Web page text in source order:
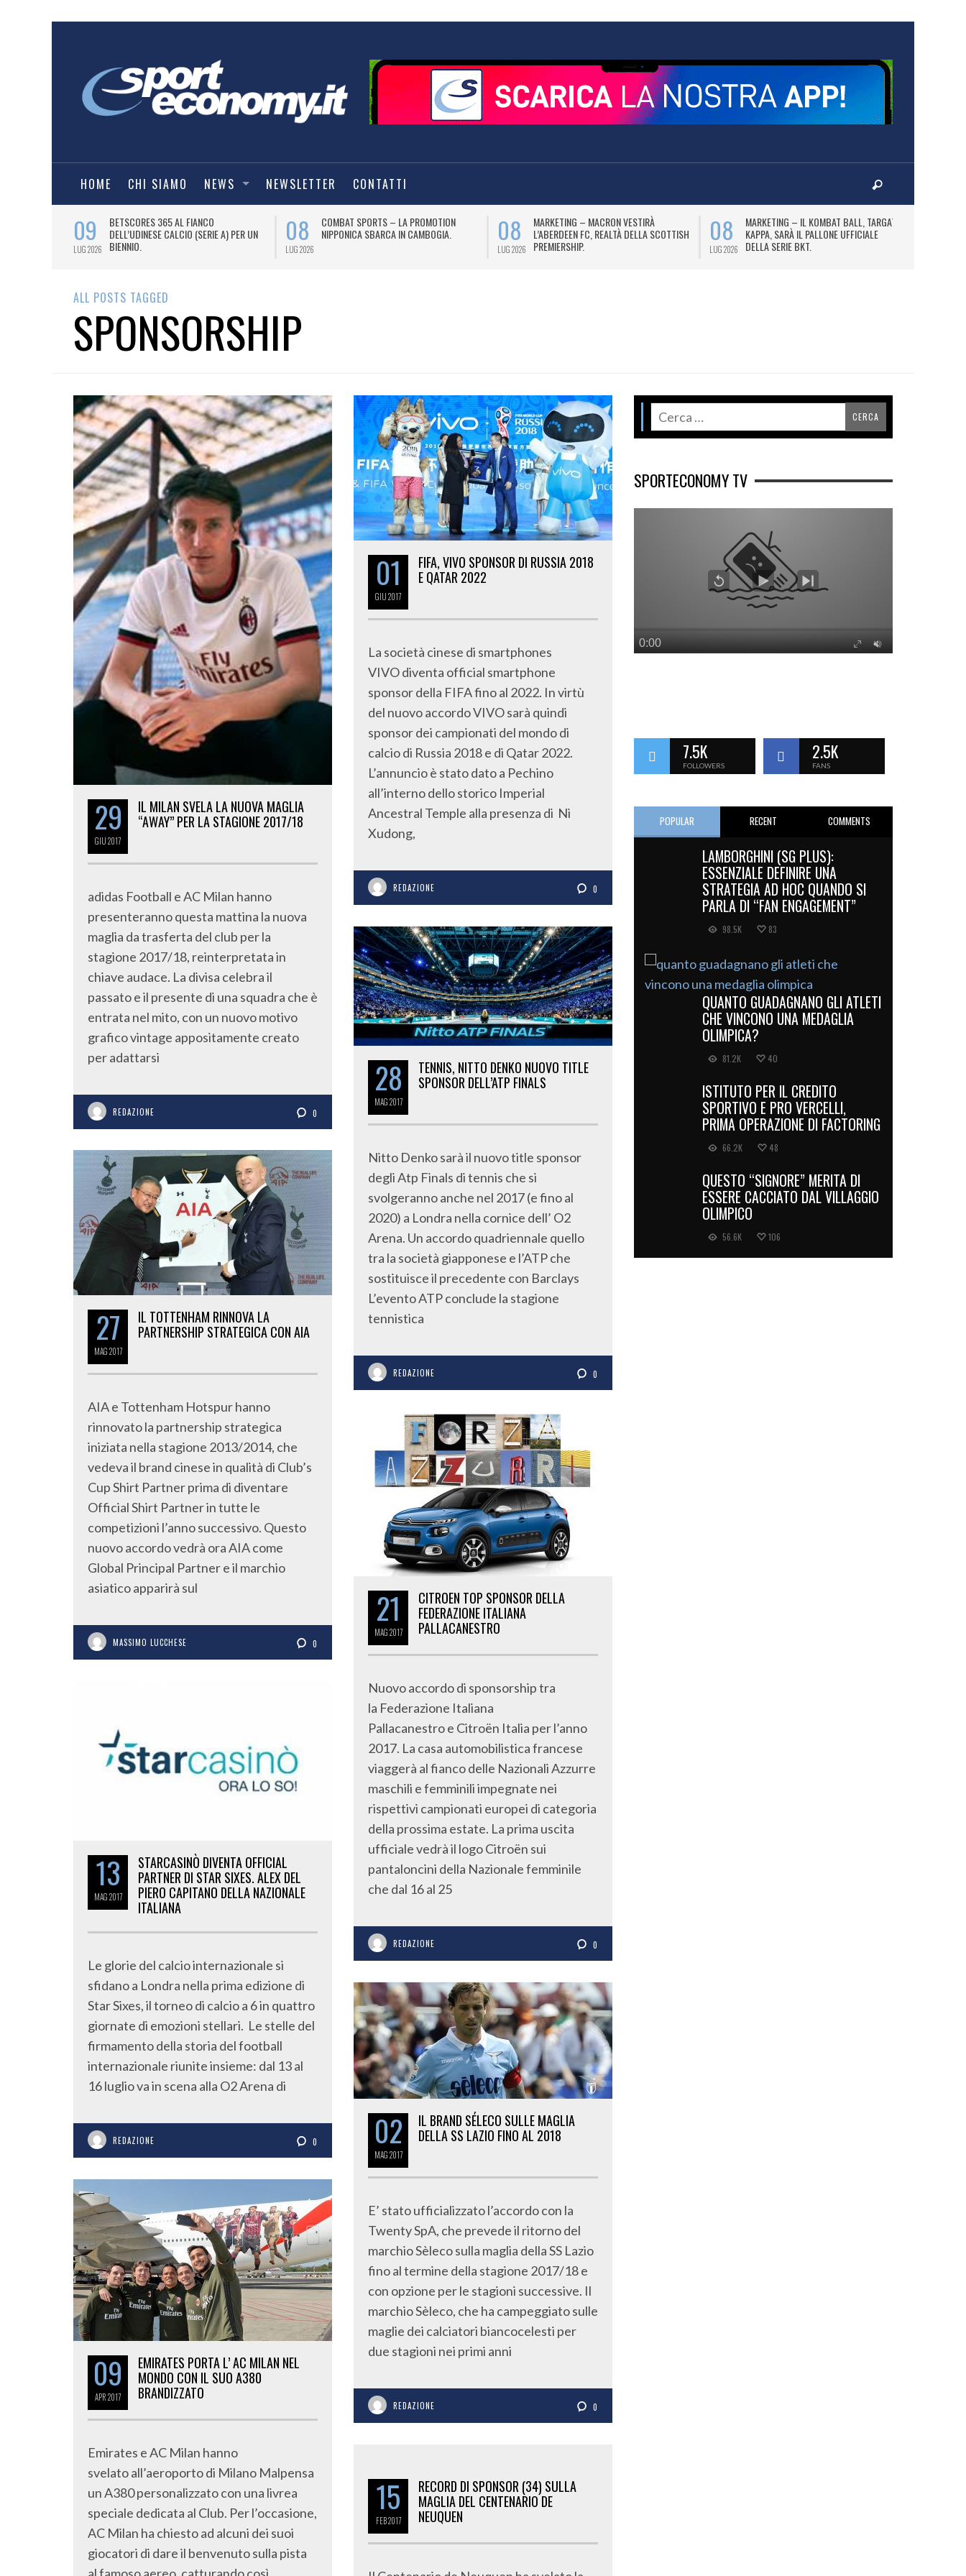
HOME CHI SIAMO NEWS NEWSLETTER CONTATTI
09
LUG 2026
BETSCORES 365 AL FIANCO
DELL’UDINESE CALCIO (SERIE A) PER UN
BIENNIO.
08
LUG 2026
COMBAT SPORTS – LA PROMOTION
NIPPONICA SBARCA IN CAMBOGIA.
08
LUG 2026
MARKETING – MACRON VESTIRÀ
L’ABERDEEN FC, REALTÀ DELLA SCOTTISH
PREMIERSHIP.
08
LUG 2026
MARKETING – IL KOMBAT BALL, TARGATO
KAPPA, SARÀ IL PALLONE UFFICIALE
DELLA SERIE BKT.
ALL POSTS TAGGED
SPONSORSHIP
29
GIU2017
IL MILAN SVELA LA NUOVA MAGLIA
“AWAY” PER LA STAGIONE 2017/18
adidas Football e AC Milan hanno
presenteranno questa mattina la nuova
maglia da trasferta del club per la
stagione 2017/18, reinterpretata in
chiave audace. La divisa celebra il
passato e il presente di una squadra che è
entrata nel mito, con un nuovo motivo
grafico vintage appositamente creato
per adattarsi
REDAZIONE 0
01
GIU2017
FIFA, VIVO SPONSOR DI RUSSIA 2018
E QATAR 2022
La società cinese di smartphones
VIVO diventa official smartphone
sponsor della FIFA fino al 2022. In virtù
del nuovo accordo VIVO sarà quindi
sponsor dei campionati del mondo di
calcio di Russia 2018 e di Qatar 2022.
L’annuncio è stato dato a Pechino
all’interno dello storico Imperial
Ancestral Temple alla presenza di Ni
Xudong,
REDAZIONE 0
28
MAG2017
TENNIS, NITTO DENKO NUOVO TITLE
SPONSOR DELL’ATP FINALS
Nitto Denko sarà il nuovo title sponsor
degli Atp Finals di tennis che si
svolgeranno anche nel 2017 (e fino al
2020) a Londra nella cornice dell’ O2
Arena. Un accordo quadriennale quello
tra la società giapponese e l’ATP che
sostituisce il precedente con Barclays
L’evento ATP conclude la stagione
tennistica
REDAZIONE 0
27
MAG2017
IL TOTTENHAM RINNOVA LA
PARTNERSHIP STRATEGICA CON AIA
AIA e Tottenham Hotspur hanno
rinnovato la partnership strategica
iniziata nella stagione 2013/2014, che
vedeva il brand cinese in qualità di Club’s
Cup Shirt Partner prima di diventare
Official Shirt Partner in tutte le
competizioni l’anno successivo. Questo
nuovo accordo vedrà ora AIA come
Global Principal Partner e il marchio
asiatico apparirà sul
MASSIMO LUCCHESE 0
21
MAG2017
CITROEN TOP SPONSOR DELLA
FEDERAZIONE ITALIANA
PALLACANESTRO
Nuovo accordo di sponsorship tra
la Federazione Italiana
Pallacanestro e Citroën Italia per l’anno
2017. La casa automobilistica francese
viaggerà al fianco delle Nazionali Azzurre
maschili e femminili impegnate nei
rispettivi campionati europei di categoria
della prossima estate. La prima uscita
ufficiale vedrà il logo Citroën sui
pantaloncini della Nazionale femminile
che dal 16 al 25
REDAZIONE 0
13
MAG2017
STARCASINÒ DIVENTA OFFICIAL
PARTNER DI STAR SIXES. ALEX DEL
PIERO CAPITANO DELLA NAZIONALE
ITALIANA
Le glorie del calcio internazionale si
sfidano a Londra nella prima edizione di
Star Sixes, il torneo di calcio a 6 in quattro
giornate di emozioni stellari. Le stelle del
firmamento della storia del football
internazionale riunite insieme: dal 13 al
16 luglio va in scena alla O2 Arena di
REDAZIONE 0 02
MAG2017
IL BRAND SÉLECO SULLE MAGLIA
DELLA SS LAZIO FINO AL 2018
E’ stato ufficializzato l’accordo con la
Twenty SpA, che prevede il ritorno del
marchio Sèleco sulla maglia della SS Lazio
fino al termine della stagione 2017/18 e
con opzione per le stagioni successive. Il
marchio Sèleco, che ha campeggiato sulle
maglie dei calciatori biancocelesti per
due stagioni nei primi anni
REDAZIONE 0
09
APR2017
EMIRATES PORTA L’ AC MILAN NEL
MONDO CON IL SUO A380
BRANDIZZATO
Emirates e AC Milan hanno
svelato all’aeroporto di Milano Malpensa
un A380 personalizzato con una livrea
speciale dedicata al Club. Per l’occasione,
AC Milan ha chiesto ad alcuni dei suoi
giocatori di dare il benvenuto sulla pista
15
FEB2017
RECORD DI SPONSOR (34) SULLA
MAGLIA DEL CENTENARIO DE
NEUQUEN
SPORTECONOMY TV
7.5K
FOLLOWERS
2.5K
FANS
POPULAR RECENT COMMENTS
LAMBORGHINI (SG PLUS):
ESSENZIALE DEFINIRE UNA
STRATEGIA AD HOC QUANDO SI
PARLA DI “FAN ENGAGEMENT”
98.5K 83
QUANTO GUADAGNANO GLI ATLETI
CHE VINCONO UNA MEDAGLIA
OLIMPICA?
81.2K 40
ISTITUTO PER IL CREDITO
SPORTIVO E PRO VERCELLI,
PRIMA OPERAZIONE DI FACTORING
66.2K 48
QUESTO “SIGNORE” MERITA DI
ESSERE CACCIATO DAL VILLAGGIO
OLIMPICO
56.6K 106